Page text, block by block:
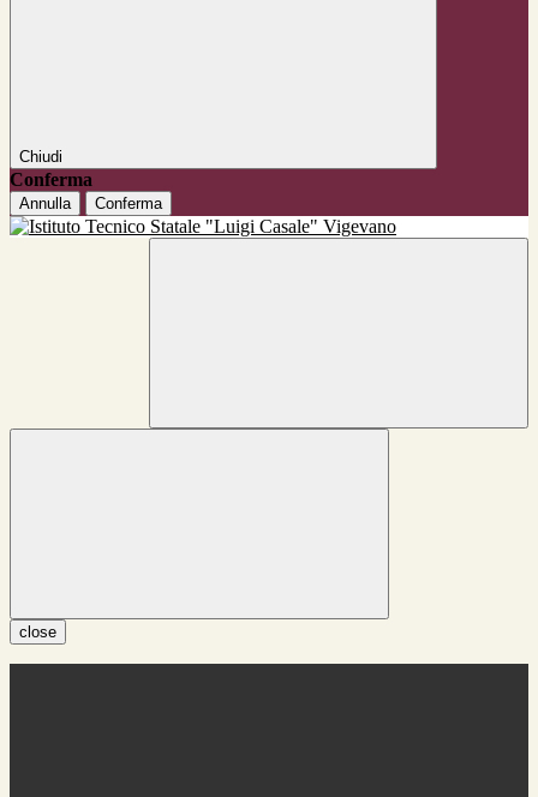
Chiudi
Conferma
Annulla Conferma
close